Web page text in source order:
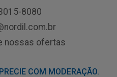
8080
nossas ofertas
COM MODERAÇÃO.